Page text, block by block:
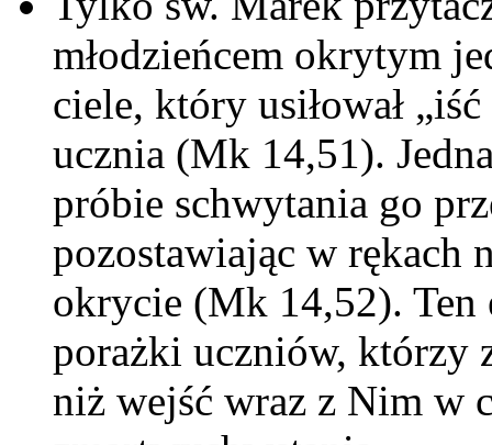
młodzieńcem okrytym
ciele, który usiłował
ucznia (Mk 14,51).
próbie schwytania go
pozostawiając w rękach
okrycie (Mk 14,52). Ten
porażki uczniów, którzy
niż wejść wraz z Nim w